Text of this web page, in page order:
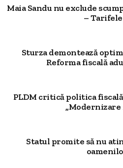
Maia Sandu nu exclude
– Tarifele
Sturza demontează
Reforma fiscală
PLDM critică politica
„Modernizare
Statul promite să nu